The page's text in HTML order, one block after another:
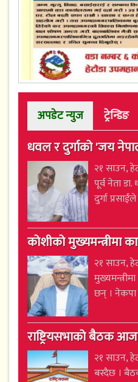
अपडेट न्युज ट्रेन्डिङ
धवल र दुर्गाको 'जय
२१ साउन,
पूर्व नेता
दुर्गा
कोशीको मुख्यमन्त्रीमा
२१ साउन,
छन् । नेकपा
राष्ट्रियसभाको बैठक
२१ साउन,
बस्दैछ ।